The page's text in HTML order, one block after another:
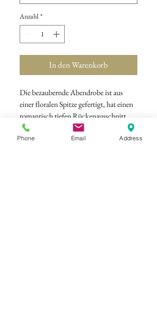
Anzahl *
In den Warenkorb
Die bezaubernde Abendrobe ist aus
einer floralen Spitze gefertigt, hat einen
romantisch tiefen Rückenausschnitt
und einen eleganten Meerjungfrauen
Schnitt mit edler Schleppe.
Phone Email Address